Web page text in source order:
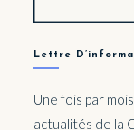
Lettre
Une fois par
actualités de la